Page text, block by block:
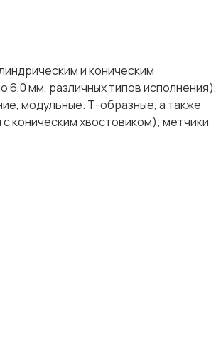
и коническим
мм, различных типов исполнения),
модульные. Т-образные, а также
коническим хвостовиком); метчики